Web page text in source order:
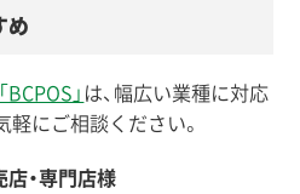
め
「BCPOS」 は、幅広い業種に対応
軽にご相談ください。
店・専門店様